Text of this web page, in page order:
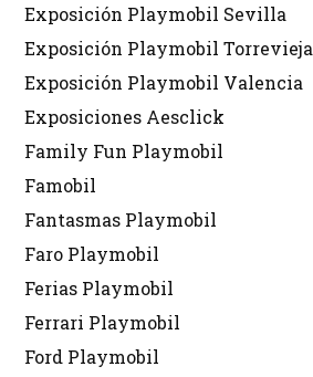
Exposición Playmobil Sevilla
Exposición Playmobil Torrevieja
Exposición Playmobil Valencia
Exposiciones Aesclick
Family Fun Playmobil
Famobil
Fantasmas Playmobil
Faro Playmobil
Ferias Playmobil
Ferrari Playmobil
Ford Playmobil